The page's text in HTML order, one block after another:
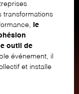
transformations
le
outil de
événement, il
et installe